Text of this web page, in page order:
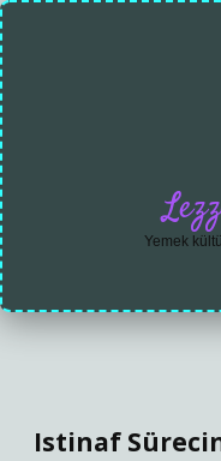
Yemek
Istinaf